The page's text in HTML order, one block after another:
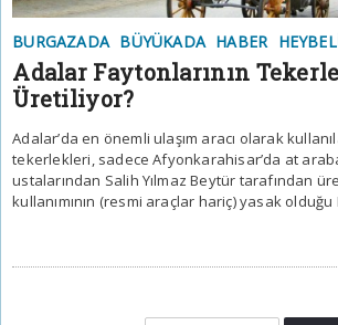
BURGAZADA BÜYÜKADA HABER
Adalar Faytonlarının
Üretiliyor?
Adalar’da en önemli ulaşım aracı olarak
tekerlekleri, sadece Afyonkarahisar’da at
ustalarından Salih Yılmaz Beytür tarafından
kullanımının (resmi araçlar hariç) yasak